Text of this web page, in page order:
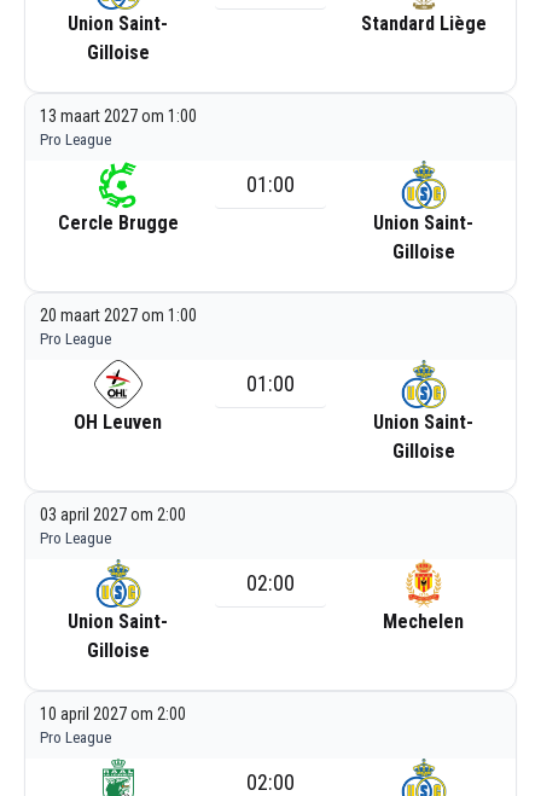
Union Saint-
Gilloise
Standard Liège
13 maart 2027 om 1:00
Pro League
Cercle Brugge
01:00
Union Saint-
Gilloise
20 maart 2027 om 1:00
Pro League
OH Leuven
01:00
Union Saint-
Gilloise
03 april 2027 om 2:00
Pro League
Union Saint-
Gilloise
02:00
Mechelen
10 april 2027 om 2:00
Pro League
02:00